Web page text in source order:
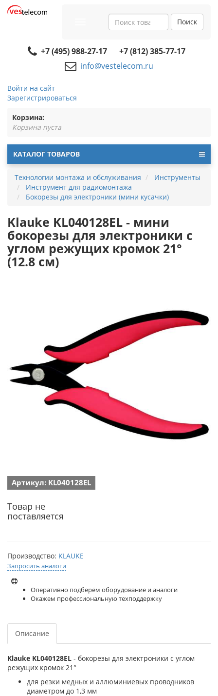
navigation
Поиск
+7 (495) 988-27-17
+7 (812) 385-77-17
info@vestelecom.ru
Войти на сайт
Зарегистрироваться
Корзина:
Корзина пуста
КАТАЛОГ ТОВАРОВ
Технологии монтажа и обслуживания
Инструменты
Инструмент для радиомонтажа
Бокорезы для электроники (мини кусачки)
Klauke KL040128EL - мини
бокорезы для электроники с
углом режущих кромок 21°
(12.8 см)
Артикул: KL040128EL
Товар не
поставляется
Производство: KLAUKE
Запросить аналоги
Оперативно подберём оборудование и аналоги
Окажем профессиональную техподдержку
Описание
Klauke KL040128EL - бокорезы для электроники с углом
режущих кромок 21°
для резки медных и аллюминиевых проводников
диаметром до 1,3 мм